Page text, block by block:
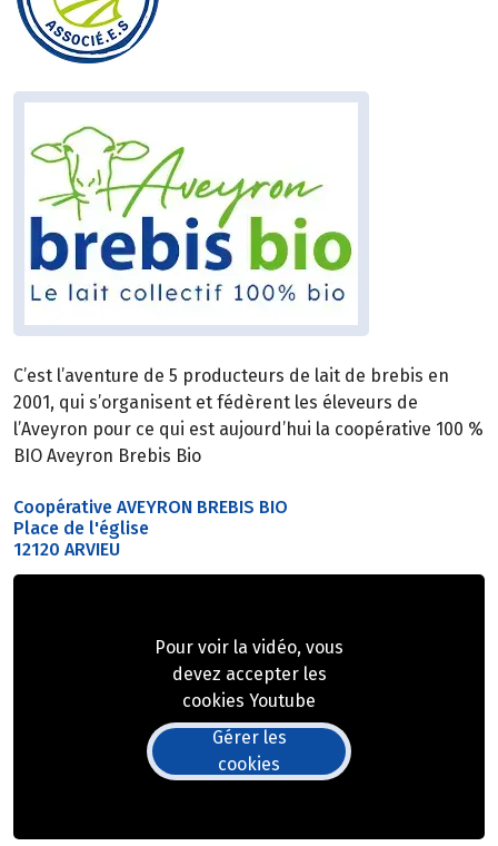
C’est l’aventure de 5 producteurs de lait de brebis en
2001, qui s’organisent et fédèrent les éleveurs de
l’Aveyron pour ce qui est aujourd’hui la coopérative 100 %
BIO Aveyron Brebis Bio
Coopérative AVEYRON BREBIS BIO
Place de l'église
12120 ARVIEU
Pour voir la vidéo, vous
devez accepter les
cookies Youtube
Gérer les
cookies